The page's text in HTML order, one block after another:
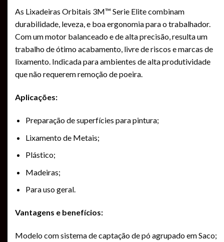
As Lixadeiras Orbitais 3M™ Serie Elite combinam
durabilidade, leveza, e boa ergonomia para o trabalhador.
Com um motor balanceado e de alta precisão, resulta um
trabalho de ótimo acabamento, livre de riscos e marcas de
lixamento. Indicada para ambientes de alta produtividade
que não requerem remoção de poeira.
Aplicações:
Preparação de superfícies para pintura;
Lixamento de Metais;
Plástico;
Madeiras;
Para uso geral.
Vantagens e benefícios:
Modelo com sistema de captação de pó agrupado em Saco;